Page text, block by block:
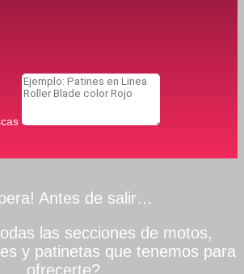
Antes de salir…
las secciones de motos,
y patinetas que tenemos para
ofrecerte?